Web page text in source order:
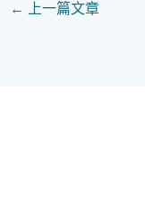
← 上一篇文章